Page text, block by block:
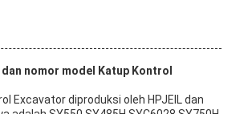
dan nomor model Katup Kontrol
Excavator diproduksi oleh HPJEIL dan